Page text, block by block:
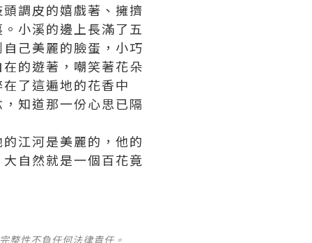
調皮的嬉戲著、擁擠
小溪的邊上長滿了五
己美麗的臉蛋，小巧
的遊著，嘲笑著花朵
了這遍地的花香中
知道那一份心思已隔
江河是美麗的，他的
自然就是一個百花竟
整性不負任何法律責任。